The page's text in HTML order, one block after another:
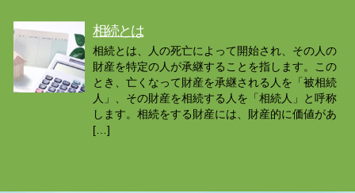
相続とは
相続とは、人の死亡によって開始され、その人の
財産を特定の人が承継することを指します。この
とき、亡くなって財産を承継される人を「被相続
人」、その財産を相続する人を「相続人」と呼称
します。相続をする財産には、財産的に価値があ
[…]